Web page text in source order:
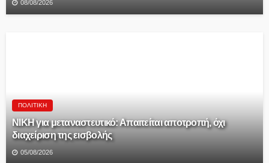
08/08/2026
ΠΟΛΙΤΙΚΉ
ΝΙΚΗ για μεταναστευτικό: Απαιτείται αποτροπή, όχι
διαχείριση της εισβολής
05/08/2026